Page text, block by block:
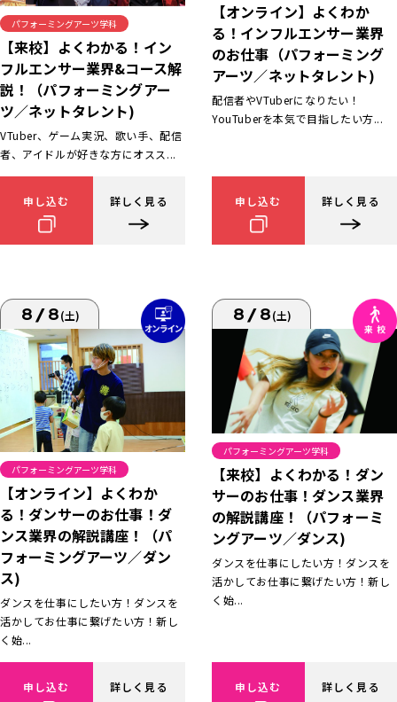
パフォーミングアーツ学科
【来校】よくわかる！イン
フルエンサー業界&コース解
説！（パフォーミングアー
ツ／ネットタレント)
VTuber、ゲーム実況、歌い手、配信
者、アイドルが好きな方にオスス...
申し込む 詳しく見る
【オンライン】よくわか
る！インフルエンサー業界
のお仕事（パフォーミング
アーツ／ネットタレント)
配信者やVTuberになりたい！
YouTuberを本気で目指したい方...
申し込む 詳しく見る
8/8(土)
パフォーミングアーツ学科
【オンライン】よくわか
る！ダンサーのお仕事！ダ
ンス業界の解説講座！（パ
フォーミングアーツ／ダン
ス)
ダンスを仕事にしたい方！ダンスを
活かしてお仕事に繋げたい方！新し
く始...
申し込む 詳しく見る
8/8(土)
パフォーミングアーツ学科
【来校】よくわかる！ダン
サーのお仕事！ダンス業界
の解説講座！（パフォーミ
ングアーツ／ダンス)
ダンスを仕事にしたい方！ダンスを
活かしてお仕事に繋げたい方！新し
く始...
申し込む 詳しく見る